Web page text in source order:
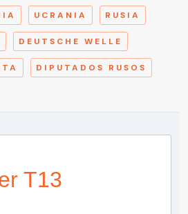
UCRANIA RUSIA
DEUTSCHE WELLE
DIPUTADOS RUSOS
T13